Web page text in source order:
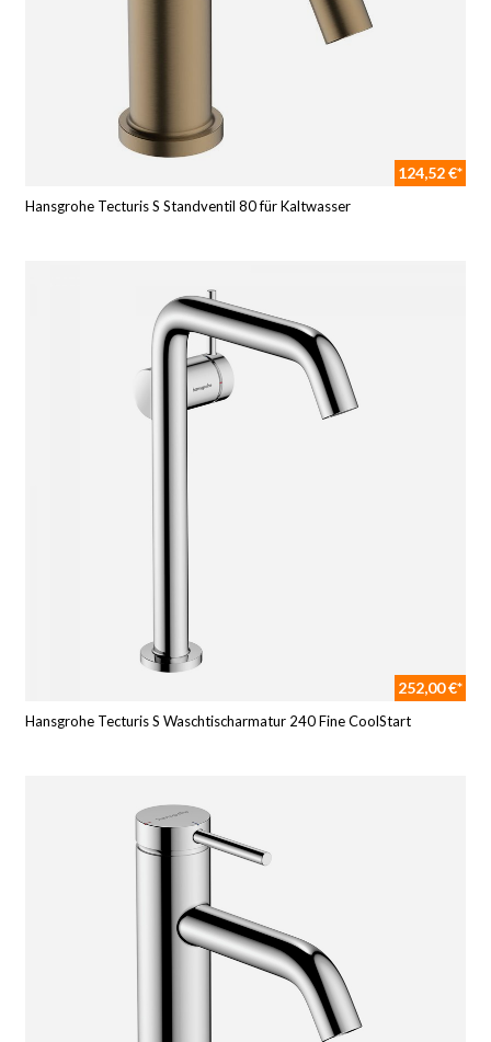
124,52 €*
Hansgrohe Tecturis S Standventil 80 für Kaltwasser
252,00 €*
Hansgrohe Tecturis S Waschtischarmatur 240 Fine CoolStart